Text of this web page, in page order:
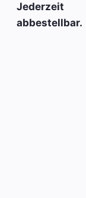
Jederzeit
abbestellbar.